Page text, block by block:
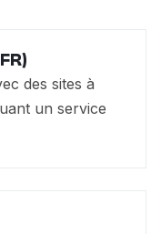
des sites à
un service